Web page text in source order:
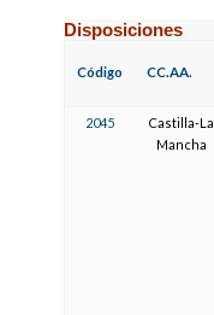
Disposiciones
Código CC.AA.
2045
Castilla-La
Mancha